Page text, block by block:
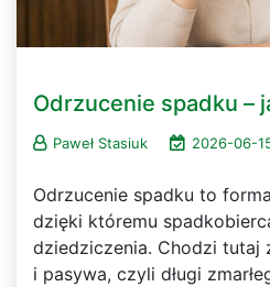
Odrzucenie spadku –
Paweł Stasiuk 2026-06-
Odrzucenie spadku to
dzięki któremu
dziedziczenia. Chodzi tutaj
i pasywa, czyli długi